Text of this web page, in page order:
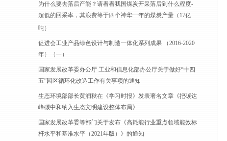
为什么要去落后产能？请看看我国煤炭开采落后到什么程度-
超低的回采率，其浪费等于四个神华一年的煤炭产量（17亿
吨）
促进会工业产品绿色设计与制造一体化系列成果 （2016-2020
年）（一）
国家发展改革委办公厅 工业和信息化部办公厅关于做好“十四
五”园区循环化改造工作有关事项的通知
生态环境部部长黄润秋在《学习时报》发表署名文章《把碳达
峰碳中和纳入生态文明建设整体布局》
国家发展改革委等部门关于发布《高耗能行业重点领域能效标
杆水平和基准水平（2021年版）》的通知